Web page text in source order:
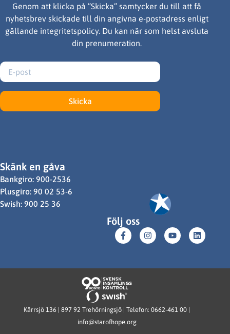
Genom att klicka på ”Skicka” samtycker du till att få
nyhetsbrev skickade till din angivna e-postadress enligt
gällande integritetspolicy. Du kan när som helst avsluta
din prenumeration.
Skicka
Skänk en gåva
Bankgiro: 900-2536
Plusgiro: 90 02 53-6
Swish: 900 25 36
Följ oss
Kärrsjö 136 | 897 92 Trehörningsjö | Telefon: 0662-461 00 |
info@starofhope.org